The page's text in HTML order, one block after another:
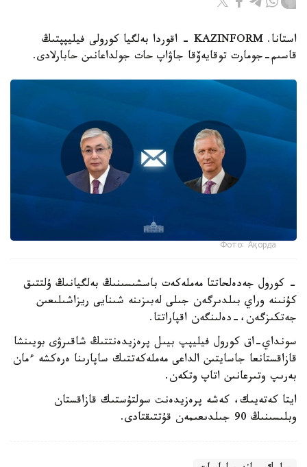
استانا. KAZINFORM - اقوردا بەلگيا كورولى فيليپپتىڭ
قاسىم-جومارت توقايەۆقا جاۋاپ حات جولداعانىن حابارلادى.
Фото: Ақорда
- كورول جەدەلحاتتا مەملەكەت باسشىسىنىڭ بەلگيانىڭ ۇلتتىق
كۇنىنە وراي بىلدىرگەن جىلى لەبىزىنە شىنايى ريزاشىلىعىن
جەتكىزگەن،-دەلىنگەن اقپاراتتا.
سونداي-اق كورول فيليپپ بيىل پرەزيدەنتتىڭ شاقىرۋى بويىنشا
قازاقستانعا جاسايتىن الداعى مەملەكەتتىك ساپارىنا ەرەكشە ءمان
بەرىپ وتىرعانىن اتاپ وتكەن.
ايتا كەتەيىك، كەشە پرەزيدەنت سولتۇستىك قازاقستان
وبلىسىنىڭ 90 جىلدىعىمەن قۇتتىقتادى.